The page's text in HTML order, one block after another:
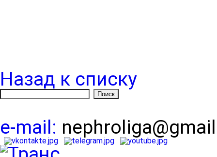
Назад к списку
e-mail: